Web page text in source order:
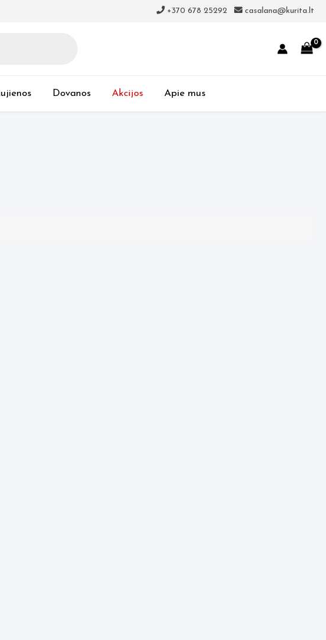
+370 678 25292 casalana@kurita.lt
Dovanos Akcijos Apie mus